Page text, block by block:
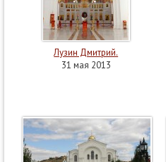
Лузин Дмитрий.
31 мая 2013